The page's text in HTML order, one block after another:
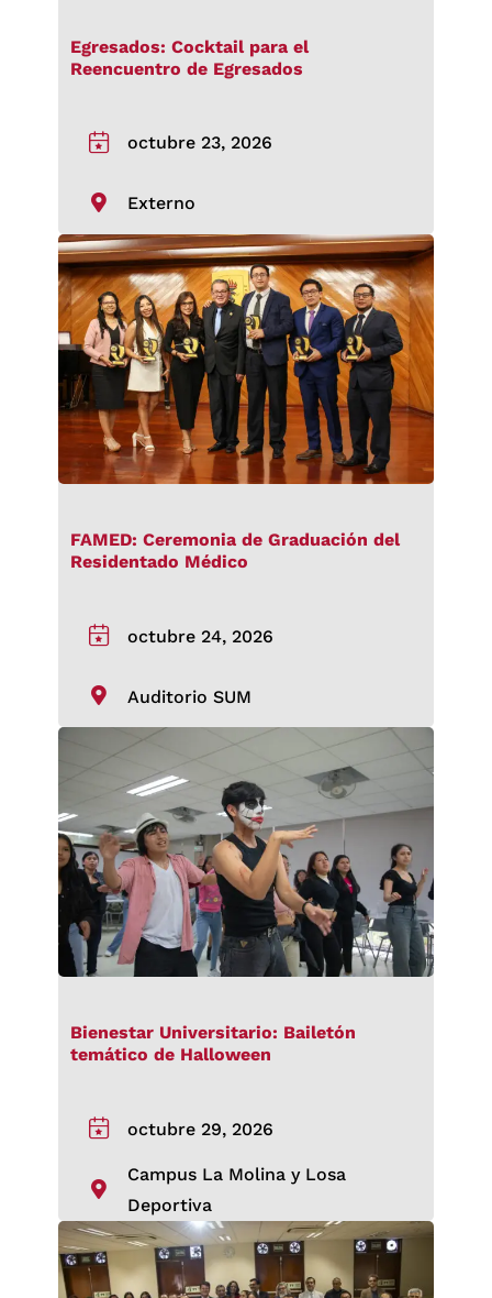
Egresados: Cocktail para el
Reencuentro de Egresados
octubre 23, 2026
Externo
FAMED: Ceremonia de Graduación del
Residentado Médico
octubre 24, 2026
Auditorio SUM
Bienestar Universitario: Bailetón
temático de Halloween
octubre 29, 2026
Campus La Molina y Losa
Deportiva